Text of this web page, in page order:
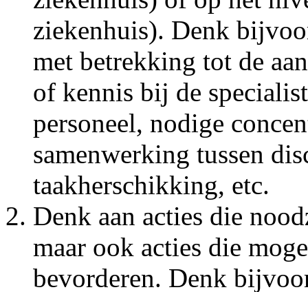
ziekenhuis). Denk
met betrekking tot de
of kennis bij de
personeel, nodige
samenwerking tussen
taakherschikking, etc.
Denk aan acties die
maar ook acties die
bevorderen. Denk